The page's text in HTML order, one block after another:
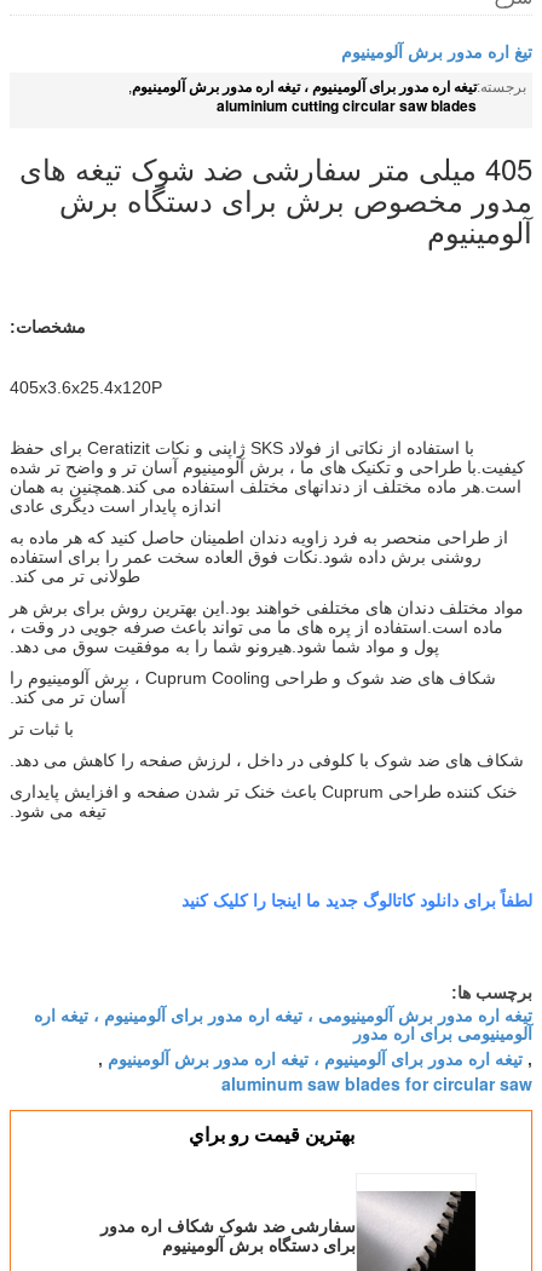
تیغ اره مدور برش آلومینیوم
برجسته:تیغه اره مدور برای آلومینیوم ، تیغه اره مدور برش آلومینیوم,
aluminium cutting circular saw blades
405 میلی متر سفارشی ضد شوک تیغه های
مدور مخصوص برش برای دستگاه برش
آلومینیوم
مشخصات:
405x3.6x25.4x120P
با استفاده از نکاتی از فولاد SKS ژاپنی و نکات Ceratizit برای حفظ
کیفیت.با طراحی و تکنیک های ما ، برش آلومینیوم آسان تر و واضح تر شده
است.هر ماده مختلف از دندانهای مختلف استفاده می کند.همچنین به همان
اندازه پایدار است دیگری عادی
از طراحی منحصر به فرد زاویه دندان اطمینان حاصل کنید که هر ماده به
روشنی برش داده شود.نکات فوق العاده سخت عمر را برای استفاده
طولانی تر می کند.
مواد مختلف دندان های مختلفی خواهند بود.این بهترین روش برای برش هر
ماده است.استفاده از پره های ما می تواند باعث صرفه جویی در وقت ،
پول و مواد شما شود.هیرونو شما را به موفقیت سوق می دهد.
شکاف های ضد شوک و طراحی Cuprum Cooling ، برش آلومینیوم را
آسان تر می کند.
با ثبات تر
شکاف های ضد شوک با کلوفی در داخل ، لرزش صفحه را کاهش می دهد.
خنک کننده طراحی Cuprum باعث خنک تر شدن صفحه و افزایش پایداری
تیغه می شود.
لطفاً برای دانلود کاتالوگ جدید ما اینجا را کلیک کنید
برچسب ها:
تیغه اره مدور برش آلومینیومی ، تیغه اره مدور برای آلومینیوم ، تیغه اره
آلومینیومی برای اره مدور
, تیغه اره مدور برای آلومینیوم ، تیغه اره مدور برش آلومینیوم ,
aluminum saw blades for circular saw
بهترين قيمت رو براي
سفارشی ضد شوک شکاف اره مدور
برای دستگاه برش آلومینیوم